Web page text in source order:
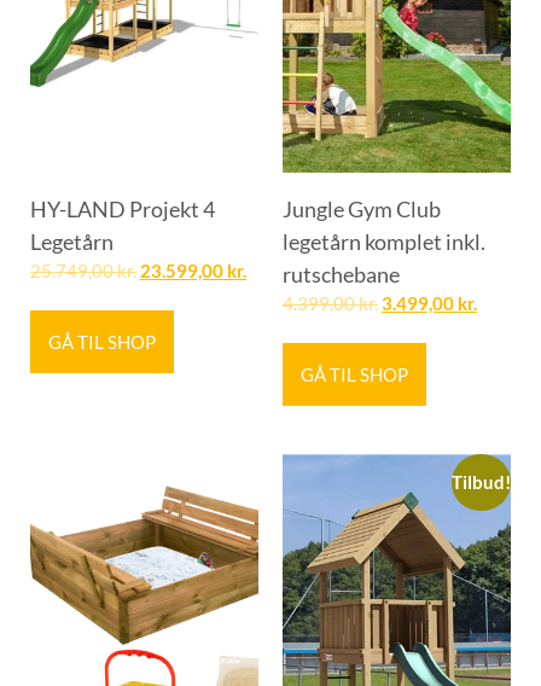
HY-LAND Projekt 4
Legetårn
25.749,00kr. 23.599,00 kr.
GÅ TIL SHOP
Jungle Gym Club
legetårn komplet inkl.
rutschebane
4.399,00kr.3.499,00 kr.
GÅ TIL SHOP
Tilbud!